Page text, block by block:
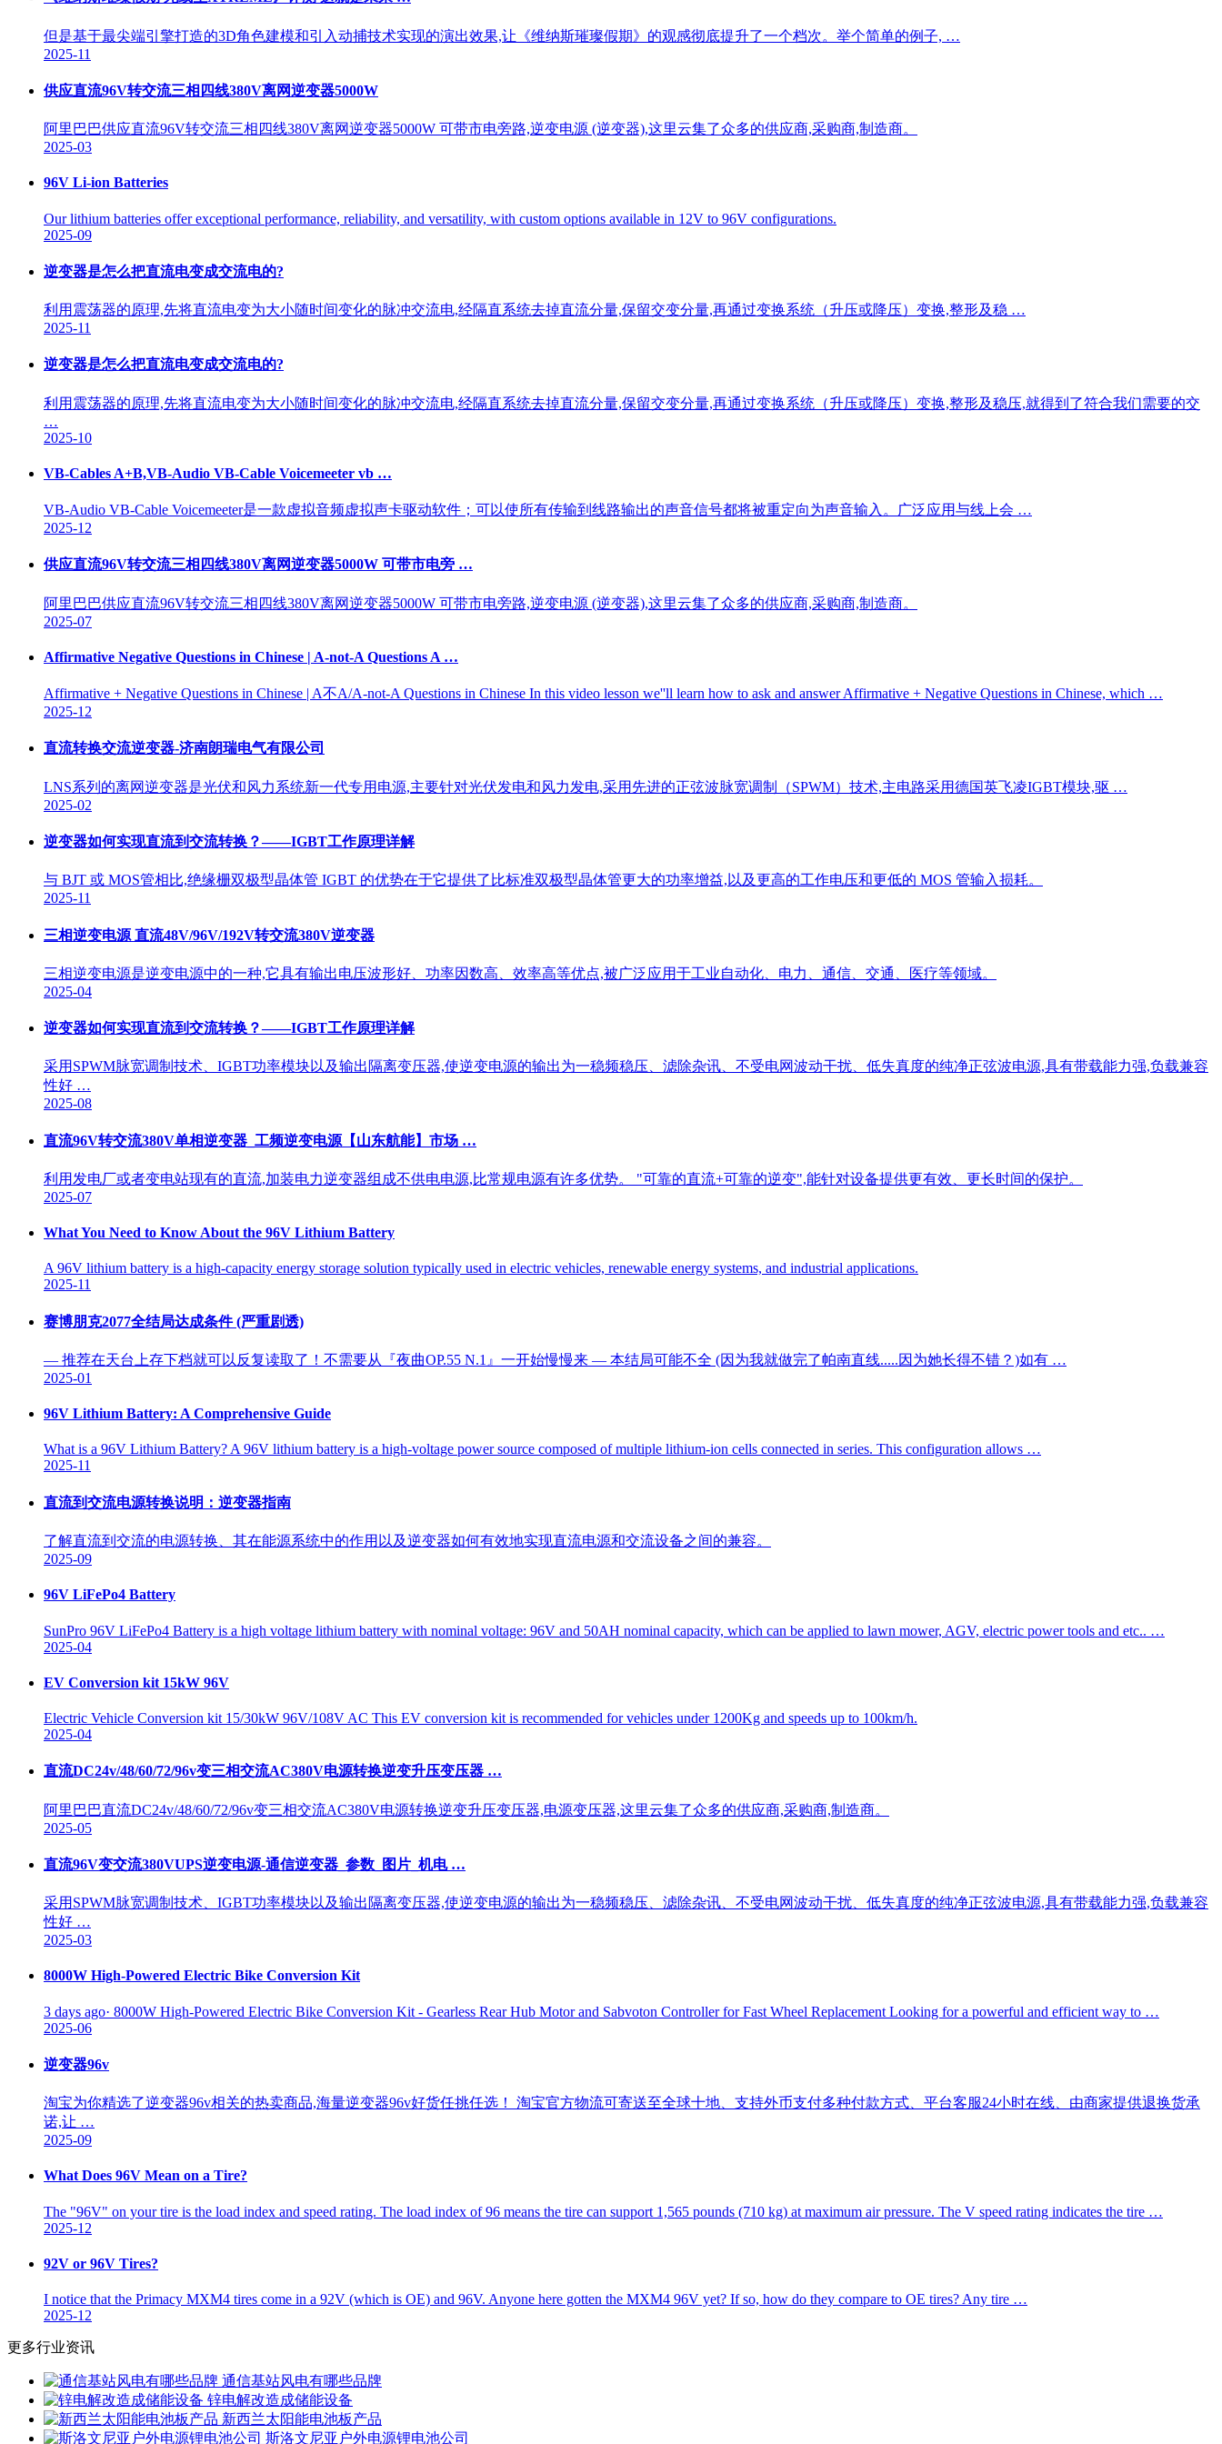
但是基于最尖端引擎打造的3D角色建模和引入动捕技术实现的演出效果,让《维纳斯璀璨假期》的观感彻底提升了一个档次。举个简单的例子, …
2025-11
供应直流96V转交流三相四线380V离网逆变器5000W
阿里巴巴供应直流96V转交流三相四线380V离网逆变器5000W 可带市电旁路,逆变电源 (逆变器),这里云集了众多的供应商,采购商,制造商。
2025-03
96V Li-ion Batteries
Our lithium batteries offer exceptional performance, reliability, and versatility, with custom options available in 12V to 96V configurations.
2025-09
逆变器是怎么把直流电变成交流电的?
利用震荡器的原理,先将直流电变为大小随时间变化的脉冲交流电,经隔直系统去掉直流分量,保留交变分量,再通过变换系统（升压或降压）变换,整形及稳 …
2025-11
逆变器是怎么把直流电变成交流电的?
利用震荡器的原理,先将直流电变为大小随时间变化的脉冲交流电,经隔直系统去掉直流分量,保留交变分量,再通过变换系统（升压或降压）变换,整形及稳压,就得到了符合我们需要的交
…
2025-10
VB-Cables A+B,VB-Audio VB-Cable Voicemeeter vb …
VB-Audio VB-Cable Voicemeeter是一款虚拟音频虚拟声卡驱动软件；可以使所有传输到线路输出的声音信号都将被重定向为声音输入。广泛应用与线上会 …
2025-12
供应直流96V转交流三相四线380V离网逆变器5000W 可带市电旁 …
阿里巴巴供应直流96V转交流三相四线380V离网逆变器5000W 可带市电旁路,逆变电源 (逆变器),这里云集了众多的供应商,采购商,制造商。
2025-07
Affirmative Negative Questions in Chinese | A-not-A Questions A …
Affirmative + Negative Questions in Chinese | A不A/A-not-A Questions in Chinese In this video lesson we''ll learn how to ask and answer Affirmative + Negative Questions in Chinese, which …
2025-12
直流转换交流逆变器-济南朗瑞电气有限公司
LNS系列的离网逆变器是光伏和风力系统新一代专用电源,主要针对光伏发电和风力发电,采用先进的正弦波脉宽调制（SPWM）技术,主电路采用德国英飞凌IGBT模块,驱 …
2025-02
逆变器如何实现直流到交流转换？——IGBT工作原理详解
与 BJT 或 MOS管相比,绝缘栅双极型晶体管 IGBT 的优势在于它提供了比标准双极型晶体管更大的功率增益,以及更高的工作电压和更低的 MOS 管输入损耗。
2025-11
三相逆变电源 直流48V/96V/192V转交流380V逆变器
三相逆变电源是逆变电源中的一种,它具有输出电压波形好、功率因数高、效率高等优点,被广泛应用于工业自动化、电力、通信、交通、医疗等领域。
2025-04
逆变器如何实现直流到交流转换？——IGBT工作原理详解
采用SPWM脉宽调制技术、IGBT功率模块以及输出隔离变压器,使逆变电源的输出为一稳频稳压、滤除杂讯、不受电网波动干扰、低失真度的纯净正弦波电源,具有带载能力强,负载兼容
性好 …
2025-08
直流96V转交流380V单相逆变器_工频逆变电源【山东航能】市场 …
利用发电厂或者变电站现有的直流,加装电力逆变器组成不供电电源,比常规电源有许多优势。 "可靠的直流+可靠的逆变",能针对设备提供更有效、更长时间的保护。
2025-07
What You Need to Know About the 96V Lithium Battery
A 96V lithium battery is a high-capacity energy storage solution typically used in electric vehicles, renewable energy systems, and industrial applications.
2025-11
赛博朋克2077全结局达成条件 (严重剧透)
— 推荐在天台上存下档就可以反复读取了！不需要从『夜曲OP.55 N.1』一开始慢慢来 — 本结局可能不全 (因为我就做完了帕南直线.....因为她长得不错？)如有 …
2025-01
96V Lithium Battery: A Comprehensive Guide
What is a 96V Lithium Battery? A 96V lithium battery is a high-voltage power source composed of multiple lithium-ion cells connected in series. This configuration allows …
2025-11
直流到交流电源转换说明：逆变器指南
了解直流到交流的电源转换、其在能源系统中的作用以及逆变器如何有效地实现直流电源和交流设备之间的兼容。
2025-09
96V LiFePo4 Battery
SunPro 96V LiFePo4 Battery is a high voltage lithium battery with nominal voltage: 96V and 50AH nominal capacity, which can be applied to lawn mower, AGV, electric power tools and etc.. …
2025-04
EV Conversion kit 15kW 96V
Electric Vehicle Conversion kit 15/30kW 96V/108V AC This EV conversion kit is recommended for vehicles under 1200Kg and speeds up to 100km/h.
2025-04
直流DC24v/48/60/72/96v变三相交流AC380V电源转换逆变升压变压器 …
阿里巴巴直流DC24v/48/60/72/96v变三相交流AC380V电源转换逆变升压变压器,电源变压器,这里云集了众多的供应商,采购商,制造商。
2025-05
直流96V变交流380VUPS逆变电源-通信逆变器_参数_图片_机电 …
采用SPWM脉宽调制技术、IGBT功率模块以及输出隔离变压器,使逆变电源的输出为一稳频稳压、滤除杂讯、不受电网波动干扰、低失真度的纯净正弦波电源,具有带载能力强,负载兼容
性好 …
2025-03
8000W High-Powered Electric Bike Conversion Kit
3 days ago· 8000W High-Powered Electric Bike Conversion Kit - Gearless Rear Hub Motor and Sabvoton Controller for Fast Wheel Replacement Looking for a powerful and efficient way to …
2025-06
逆变器96v
淘宝为你精选了逆变器96v相关的热卖商品,海量逆变器96v好货任挑任选！ 淘宝官方物流可寄送至全球十地、支持外币支付多种付款方式、平台客服24小时在线、由商家提供退换货承
诺,让 …
2025-09
What Does 96V Mean on a Tire?
The "96V" on your tire is the load index and speed rating. The load index of 96 means the tire can support 1,565 pounds (710 kg) at maximum air pressure. The V speed rating indicates the tire …
2025-12
92V or 96V Tires?
I notice that the Primacy MXM4 tires come in a 92V (which is OE) and 96V. Anyone here gotten the MXM4 96V yet? If so, how do they compare to OE tires? Any tire …
2025-12
更多行业资讯
通信基站风电有哪些品牌
锌电解改造成储能设备
新西兰太阳能电池板产品
斯洛文尼亚户外电源锂电池公司